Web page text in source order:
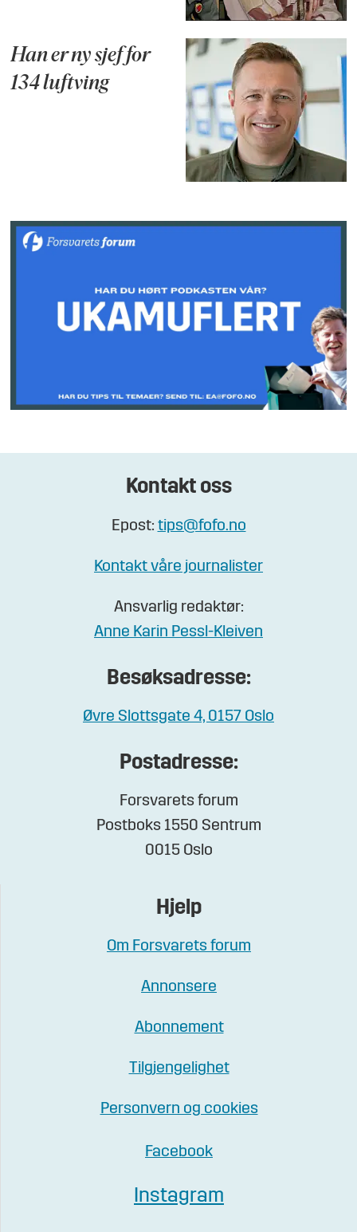
Han er ny sjef for
134 luftving
Kontakt oss
Epost: tips@fofo.no
Kontakt våre journalister
Ansvarlig redaktør:
Anne Karin Pessl-Kleiven
Besøksadresse:
Øvre Slottsgate 4, 0157 Oslo
Postadresse:
Forsvarets forum
Postboks 1550 Sentrum
0015 Oslo
Hjelp
Om Forsvarets forum
Annonsere
Abonnement
Tilgjengelighet
Personvern og cookies
Facebook
Instagram